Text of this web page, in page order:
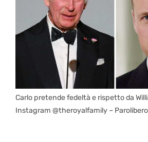
Carlo pretende fedeltà e rispetto da
Instagram @theroyalfamily –